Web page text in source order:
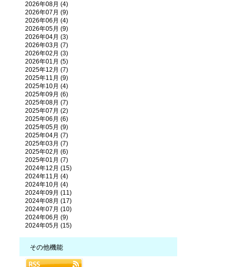
2026年08月 (4)
2026年07月 (9)
2026年06月 (4)
2026年05月 (9)
2026年04月 (3)
2026年03月 (7)
2026年02月 (3)
2026年01月 (5)
2025年12月 (7)
2025年11月 (9)
2025年10月 (4)
2025年09月 (6)
2025年08月 (7)
2025年07月 (2)
2025年06月 (6)
2025年05月 (9)
2025年04月 (7)
2025年03月 (7)
2025年02月 (6)
2025年01月 (7)
2024年12月 (15)
2024年11月 (4)
2024年10月 (4)
2024年09月 (11)
2024年08月 (17)
2024年07月 (10)
2024年06月 (9)
2024年05月 (15)
その他機能